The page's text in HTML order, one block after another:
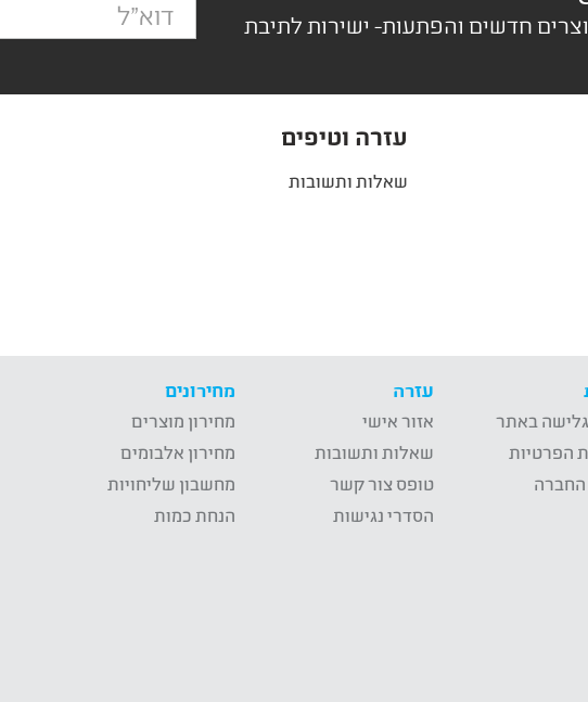
חדשים והפתעות- ישירות לתיבת
עזרה וטיפים
שאלות ותשובות
גלישה באתר
הפרטיות
החברה
עזרה
אזור אישי
שאלות ותשובות
טופס צור קשר
הסדרי נגישות
מחירונים
מחירון מוצרים
מחירון אלבומים
מחשבון שליחויות
הנחת כמות